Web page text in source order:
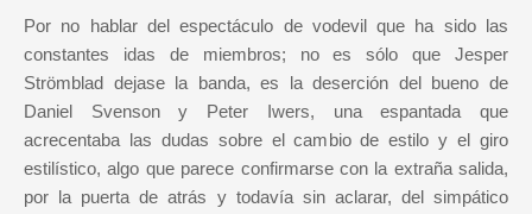
Por no hablar del espectáculo de vodevil que ha sido las
constantes idas de miembros; no es sólo que Jesper
Strömblad dejase la banda, es la deserción del bueno de
Daniel Svenson y Peter Iwers, una espantada que
acrecentaba las dudas sobre el cambio de estilo y el giro
estilístico, algo que parece confirmarse con la extraña salida,
por la puerta de atrás y todavía sin aclarar, del simpático